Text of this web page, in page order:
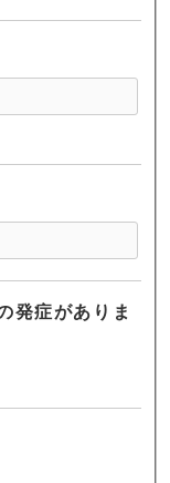
発症がありま